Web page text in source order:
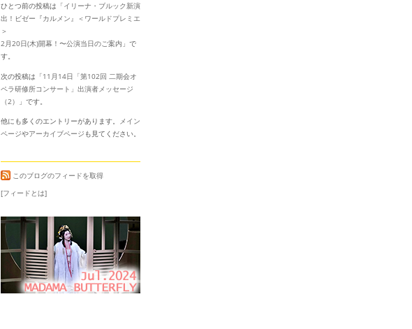
ひとつ前の投稿は「イリーナ・ブルック新演
出！ビゼー『カルメン』＜ワールドプレミエ
＞
2月20日(木)開幕！〜公演当日のご案内 」で
す。
次の投稿は「11月14日「第102回 二期会オ
ペラ研修所コンサート」出演者メッセージ
（2）
」です。
他にも多くのエントリーがあります。 メイン
ページやアーカイブページ も見てください。
このブログのフィードを取得
[フィードとは]